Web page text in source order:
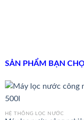
SẢN PHẨM BẠN
HỆ THỐNG LỌC NƯỚC